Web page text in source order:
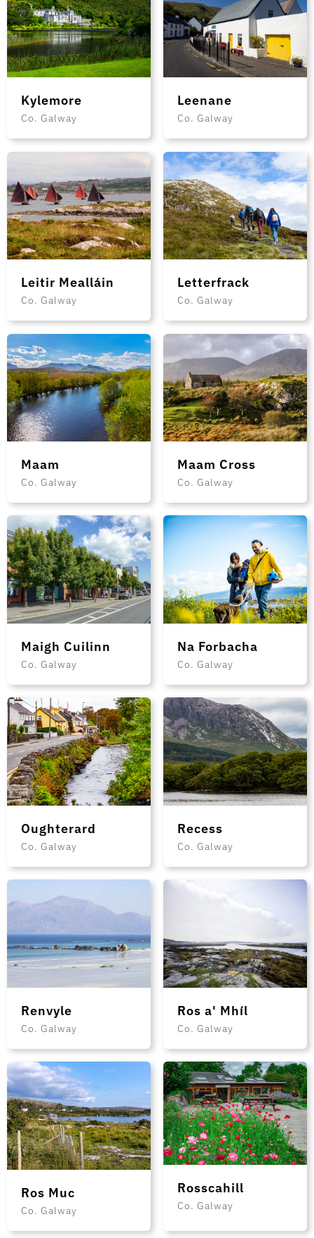
Kylemore
Co. Galway
Leenane
Co. Galway
Leitir Mealláin
Co. Galway
Letterfrack
Co. Galway
Maam
Co. Galway
Maam Cross
Co. Galway
Maigh Cuilinn
Co. Galway
Na Forbacha
Co. Galway
Oughterard
Co. Galway
Recess
Co. Galway
Renvyle
Co. Galway
Ros a' Mhíl
Co. Galway
Ros Muc
Co. Galway
Rosscahill
Co. Galway